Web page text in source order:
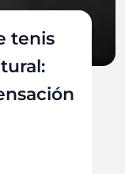
tenis